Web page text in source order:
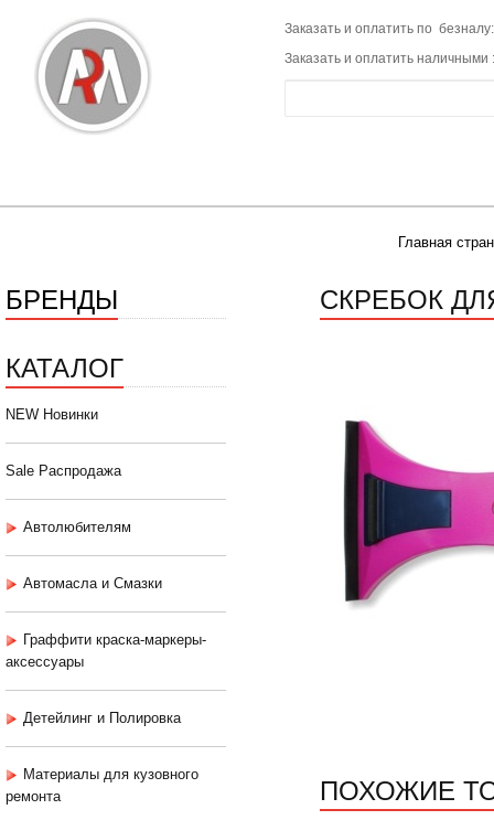
Заказать и оплатить по
Заказать и оплатить наличными
Главная
БРЕНДЫ
КАТАЛОГ
NEW Новинки
Sale Распродажа
Автолюбителям
Автомасла и Смазки
Граффити краска-маркеры-
аксессуары
Детейлинг и Полировка
Материалы для кузовного
ремонта
СКРЕБОК
ПОХОЖИЕ